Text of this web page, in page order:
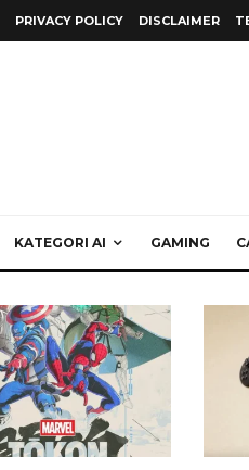
PRIVACY POLICY DISCLAIMER
KATEGORI AI GAMING